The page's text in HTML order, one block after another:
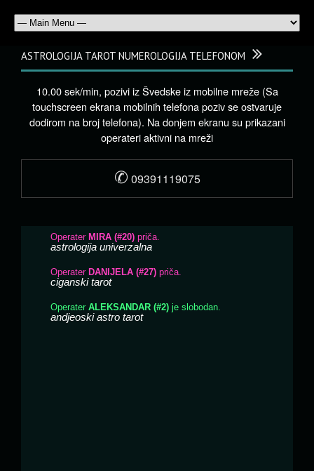
ASTROLOGIJA TAROT NUMEROLOGIJA TELEFONOM
10.00 sek/min, pozivi iz Švedske iz mobilne mreže (Sa
touchscreen ekrana mobilnih telefona poziv se ostvaruje
dodirom na broj telefona). Na donjem ekranu su prikazani
operateri aktivni na mreži
✆ 09391119075